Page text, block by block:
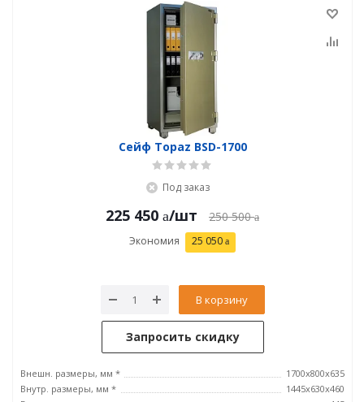
Сейф Topaz BSD-1700
Под заказ
225 450 /шт 250 500
Экономия 25 050
В корзину
Запросить скидку
Внешн. размеры, мм *
1700x800x635
Внутр. размеры, мм *
1445х630х460